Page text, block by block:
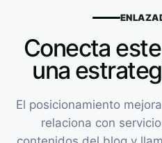
Conecta
una
El posicionamiento
relaciona con